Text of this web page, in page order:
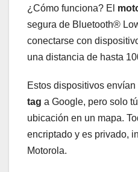
¿Cómo funciona? El
segura de Bluetooth®
conectarse con
una distancia de hasta
Estos dispositivos
tag a Google, pero solo
ubicación en un mapa.
encriptado y es privado,
Motorola.